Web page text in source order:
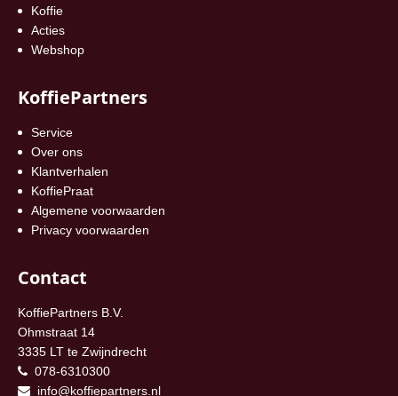
Koffie
Acties
Webshop
KoffiePartners
Service
Over ons
Klantverhalen
KoffiePraat
Algemene voorwaarden
Privacy voorwaarden
Contact
KoffiePartners B.V.
Ohmstraat 14
3335 LT te Zwijndrecht
078-6310300
info@koffiepartners.nl